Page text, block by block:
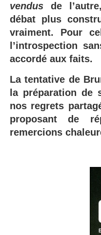
vendus de
débat plus
vraiment. Pour
l’introspection
accordé aux faits.
La tentative de
la préparation de
nos regrets
proposant de
remercions